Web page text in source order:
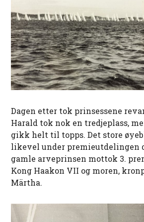
Dagen etter tok prinsessene
Harald tok nok en tredjeplass,
gikk helt til topps. Det store
likevel under premieutdelingen
gamle arveprinsen mottok 3.
Kong Haakon VII og moren,
Märtha.